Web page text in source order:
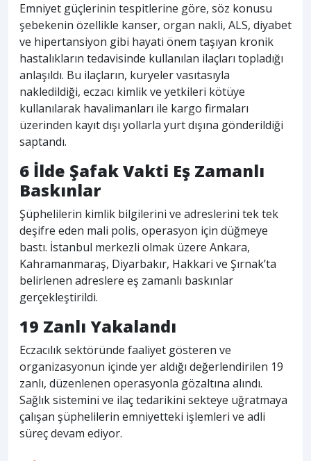
Emniyet güçlerinin tespitlerine göre, söz konusu
şebekenin özellikle kanser, organ nakli, ALS, diyabet
ve hipertansiyon gibi hayati önem taşıyan kronik
hastalıkların tedavisinde kullanılan ilaçları topladığı
anlaşıldı. Bu ilaçların, kuryeler vasıtasıyla
nakledildiği, eczacı kimlik ve yetkileri kötüye
kullanılarak havalimanları ile kargo firmaları
üzerinden kayıt dışı yollarla yurt dışına gönderildiği
saptandı.
6 İlde Şafak Vakti Eş Zamanlı
Baskınlar
Şüphelilerin kimlik bilgilerini ve adreslerini tek tek
deşifre eden mali polis, operasyon için düğmeye
bastı. İstanbul merkezli olmak üzere Ankara,
Kahramanmaraş, Diyarbakır, Hakkari ve Şırnak’ta
belirlenen adreslere eş zamanlı baskınlar
gerçekleştirildi.
19 Zanlı Yakalandı
Eczacılık sektöründe faaliyet gösteren ve
organizasyonun içinde yer aldığı değerlendirilen 19
zanlı, düzenlenen operasyonla gözaltına alındı.
Sağlık sistemini ve ilaç tedarikini sekteye uğratmaya
çalışan şüphelilerin emniyetteki işlemleri ve adli
süreç devam ediyor.